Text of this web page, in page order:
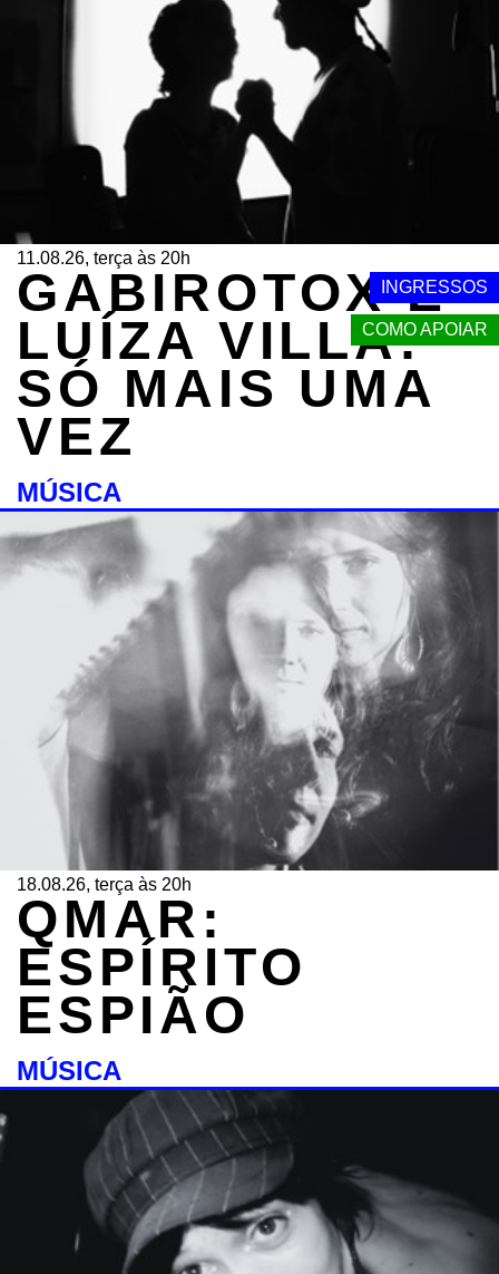
INGRESSOS
COMO APOIAR
11.08.26, terça às 20h
GABIROTOX E
LUÍZA VILLA:
SÓ MAIS UMA
VEZ
MÚSICA
18.08.26, terça às 20h
QMAR:
ESPÍRITO
ESPIÃO
MÚSICA